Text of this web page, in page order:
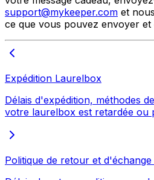
support@mykeeper.com et
ce que vous pouvez envoyer
Expédition Laurelbox
Délais d'expédition, méthodes
votre laurelbox est retardée ou
Politique de retour et